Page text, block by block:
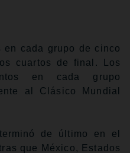
en cada grupo de cinco
cuartos de final. Los
en cada grupo
al Clásico Mundial
de último en el
que México, Estados